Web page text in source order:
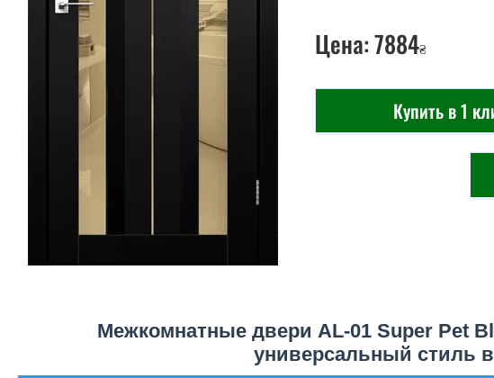
Цена:7884₴
Купить в 1
Межкомнатные двери AL-01 Super Pet
универсальный стиль